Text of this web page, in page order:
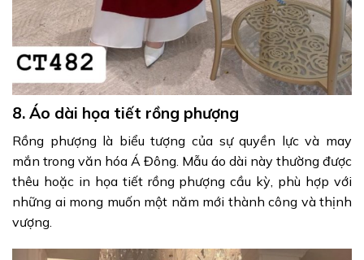
8. Áo dài họa tiết rồng phượng
Rồng phượng là biểu tượng của sự quyền lực và may
mắn trong văn hóa Á Đông. Mẫu áo dài này thường được
thêu hoặc in họa tiết rồng phượng cầu kỳ, phù hợp với
những ai mong muốn một năm mới thành công và thịnh
vượng.